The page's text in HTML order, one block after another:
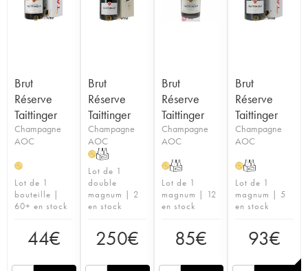
Brut
Réserve
Taittinger
Champagne
AOC
H
Lot de 1
bouteille |
60+ en stock
44€
Brut
Réserve
Taittinger
Champagne
AOC
HT
Lot de 1
double
magnum | 2
en stock
250€
Brut
Réserve
Taittinger
Champagne
AOC
HT
Lot de 1
magnum | 12
en stock
85€
Brut
Réserve
Taittinger
Champagne
AOC
HT
Lot de 1
magnum | 5
en stock
93€